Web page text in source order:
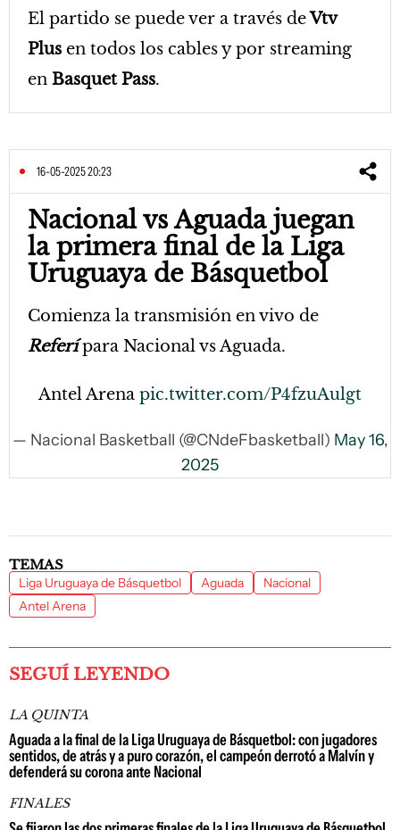
El partido se puede ver a través deVtv
Plus en todos los cables y por streaming
en Basquet Pass.
16-05-2025 20:23
Nacional vs Aguada juegan
la primera final de la Liga
Uruguaya de Básquetbol
Comienza la transmisión en vivo de
Referípara Nacional vs Aguada.
Antel Arena pic.twitter.com/P4fzuAulgt
— Nacional Basketball (@CNdeFbasketball) May 16,
2025
TEMAS
Liga Uruguaya de Básquetbol Aguada
Nacional
Antel Arena
SEGUÍ LEYENDO
LA QUINTA
Aguada a la final de la Liga Uruguaya de Básquetbol: con jugadores
sentidos, de atrás y a puro corazón, el campeón derrotó a Malvín y
defenderá su corona ante Nacional
FINALES